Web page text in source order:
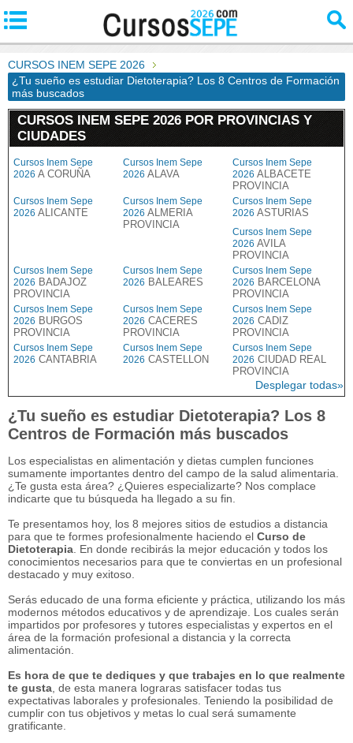
CURSOS INEM SEPE 2026
¿Tu sueño es estudiar Dietoterapia? Los 8 Centros de Formación
más buscados
CURSOS INEM SEPE 2026 POR PROVINCIAS Y
CIUDADES
Cursos Inem Sepe
2026 A CORUÑA
Cursos Inem Sepe
2026 ALAVA
Cursos Inem Sepe
2026 ALBACETE
PROVINCIA
Cursos Inem Sepe
2026 ALICANTE
Cursos Inem Sepe
2026 ALMERIA
PROVINCIA
Cursos Inem Sepe
2026 ASTURIAS
Cursos Inem Sepe
2026 AVILA
PROVINCIA
Cursos Inem Sepe
2026 BADAJOZ
PROVINCIA
Cursos Inem Sepe
2026 BALEARES
Cursos Inem Sepe
2026 BARCELONA
PROVINCIA
Cursos Inem Sepe
2026 BURGOS
PROVINCIA
Cursos Inem Sepe
2026 CACERES
PROVINCIA
Cursos Inem Sepe
2026 CADIZ
PROVINCIA
Cursos Inem Sepe
2026 CANTABRIA
Cursos Inem Sepe
2026 CASTELLON
Cursos Inem Sepe
2026 CIUDAD REAL
PROVINCIA
Desplegar todas»
¿Tu sueño es estudiar Dietoterapia? Los 8
Centros de Formación más buscados
Los especialistas en alimentación y dietas cumplen funciones
sumamente importantes dentro del campo de la salud alimentaria.
¿Te gusta esta área? ¿Quieres especializarte? Nos complace
indicarte que tu búsqueda ha llegado a su fin.
Te presentamos hoy, los 8 mejores sitios de estudios a distancia
para que te formes profesionalmente haciendo el Curso de
Dietoterapia . En donde recibirás la mejor educación y todos los
conocimientos necesarios para que te conviertas en un profesional
destacado y muy exitoso.
Serás educado de una forma eficiente y práctica, utilizando los más
modernos métodos educativos y de aprendizaje. Los cuales serán
impartidos por profesores y tutores especialistas y expertos en el
área de la formación profesional a distancia y la correcta
alimentación.
Es hora de que te dediques y que trabajes en lo que realmente
te gusta , de esta manera lograras satisfacer todas tus
expectativas laborales y profesionales. Teniendo la posibilidad de
cumplir con tus objetivos y metas lo cual será sumamente
gratificante.